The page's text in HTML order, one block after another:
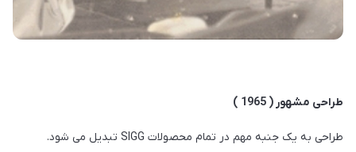
طراحی مشهور ( 1965 )
طراحی به یک جنبه مهم در تمام محصولات SIGG تبدیل می شود.